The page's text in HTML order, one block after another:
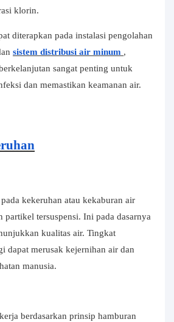
klorin.
diterapkan pada instalasi pengolahan
sistem distribusi air minum ,
sangat penting untuk
dan memastikan keamanan air.
kekeruhan atau kekaburan air
partikel tersuspensi. Ini pada dasarnya
kualitas air. Tingkat
dapat merusak kejernihan air dan
manusia.
berdasarkan prinsip hamburan